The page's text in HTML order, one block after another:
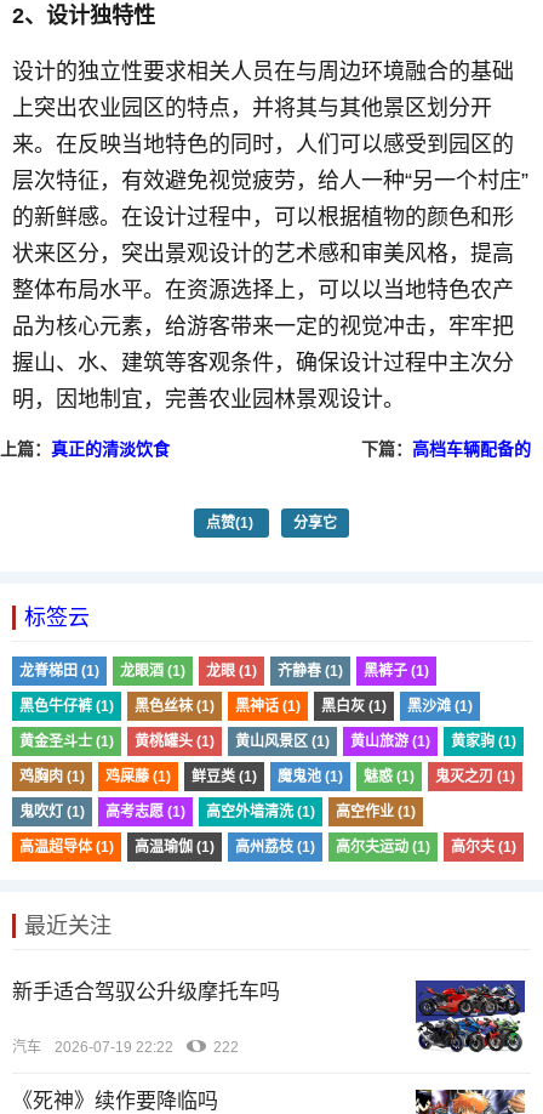
2、设计独特性
设计的独立性要求相关人员在与周边环境融合的基础
上突出农业园区的特点，并将其与其他景区划分开
来。在反映当地特色的同时，人们可以感受到园区的
层次特征，有效避免视觉疲劳，给人一种“另一个村庄”
的新鲜感。在设计过程中，可以根据植物的颜色和形
状来区分，突出景观设计的艺术感和审美风格，提高
整体布局水平。在资源选择上，可以以当地特色农产
品为核心元素，给游客带来一定的视觉冲击，牢牢把
握山、水、建筑等客观条件，确保设计过程中主次分
明，因地制宜，完善农业园林景观设计。
上篇： 真正的清淡饮食
下篇： 高档车辆配备的
点赞(1) 分享它
标签云
龙脊梯田 (1) 龙眼酒 (1) 龙眼 (1) 齐静春 (1) 黑裤子 (1)
黑色牛仔裤 (1) 黑色丝袜 (1) 黑神话 (1) 黑白灰 (1) 黑沙滩 (1)
黄金圣斗士 (1) 黄桃罐头 (1) 黄山风景区 (1) 黄山旅游 (1) 黄家驹 (1)
鸡胸肉 (1) 鸡屎藤 (1) 鲜豆类 (1) 魔鬼池 (1) 魅惑 (1) 鬼灭之刃 (1)
鬼吹灯 (1) 高考志愿 (1) 高空外墙清洗 (1) 高空作业 (1)
高温超导体 (1) 高温瑜伽 (1) 高州荔枝 (1) 高尔夫运动 (1) 高尔夫 (1)
最近关注
新手适合驾驭公升级摩托车吗
汽车 2026-07-19 22:22 222
《死神》续作要降临吗